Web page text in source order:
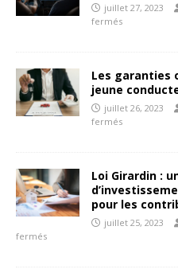
juillet 27, 2023
fermés
Les garanties
jeune
juillet 26, 2023
fermés
Loi Girardin :
pour les
juillet 25, 2023
fermés